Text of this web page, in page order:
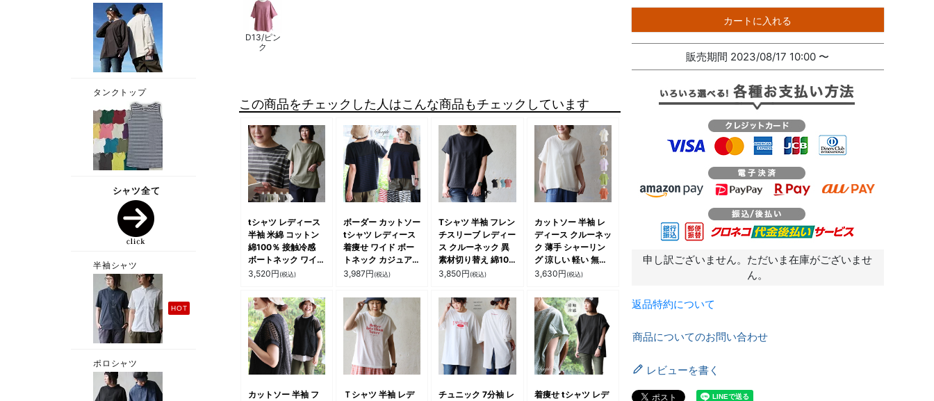
D13/ピン
ク
この商品をチェックした人はこんな商品もチェックしています
tシャツ レディース
半袖 米綿 コットン
綿100％ 接触冷感
ボートネック ワイド
ネック カットソー
ケット 大人かわいい
おしゃれ 着痩せ テ
ィーシャツ 夏 パテ
ィ Souple スプル
3,520円(税込)
ボーダー カットソー
tシャツ レディース
着痩せ ワイド ボー
トネック カジュアル
コットン 半袖 パネ
楽ちん スッキリ 40
代 50代 大人 カジュ
アル パティ Souple
スプル
3,987円(税込)
Tシャツ 半袖 フレン
チスリーブ レディー
ス クルーネック 異
素材切り替え 綿100
コットン シアサッカ
体型カバー すっきり
カジュアル 夏 パテ
ィ
3,850円(税込)
カットソー 半袖 レ
ディース クルーネッ
ク 薄手 シャーリン
グ 涼しい 軽い 無地
リブ切り替え 重ね着
バー カジュアル 夏
パティ
3,630円(税込)
カットソー 半袖 フ
Ｔシャツ 半袖 レデ
チュニック 7分袖 レ
着痩せ tシャツ レデ
カートに入れる
販売期間 2023/08/17 10:00 〜
申し訳ございません。ただいま在庫がございませ
ん。
返品特約について
商品についてのお問い合わせ
レビューを書く